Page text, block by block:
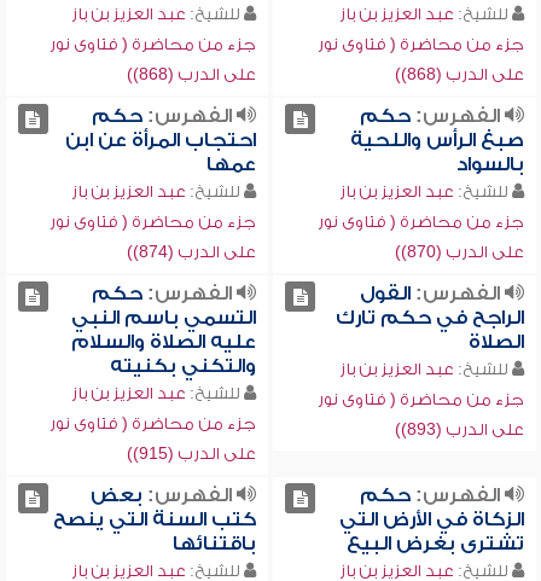
للشيخ: عبد العزيز بن باز
جزء من محاضرة ( فتاوى نور
على الدرب (868))
للشيخ: عبد العزيز بن باز
جزء من محاضرة ( فتاوى نور
على الدرب (868))
الفهرس:حكم
صبغ الرأس واللحية
بالسواد
للشيخ: عبد العزيز بن باز
جزء من محاضرة ( فتاوى نور
على الدرب (870))
الفهرس:حكم
احتجاب المرأة عن ابن
عمها
للشيخ: عبد العزيز بن باز
جزء من محاضرة ( فتاوى نور
على الدرب (874))
الفهرس:القول
الراجح في حكم تارك
الصلاة
للشيخ: عبد العزيز بن باز
جزء من محاضرة ( فتاوى نور
على الدرب (893))
الفهرس:حكم
التسمي باسم النبي
عليه الصلاة والسلام
والتكني بكنيته
للشيخ: عبد العزيز بن باز
جزء من محاضرة ( فتاوى نور
على الدرب (915))
الفهرس:حكم
الزكاة في الأرض التي
تشترى بغرض البيع
للشيخ: عبد العزيز بن باز
الفهرس: بعض
كتب السنة التي ينصح
باقتنائها
للشيخ: عبد العزيز بن باز